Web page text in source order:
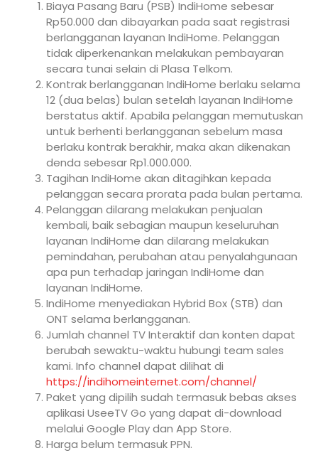
Biaya Pasang Baru (PSB) IndiHome sebesar
Rp50.000 dan dibayarkan pada saat registrasi
berlangganan layanan IndiHome. Pelanggan
tidak diperkenankan melakukan pembayaran
secara tunai selain di Plasa Telkom.
Kontrak berlangganan IndiHome berlaku selama
12 (dua belas) bulan setelah layanan IndiHome
berstatus aktif. Apabila pelanggan memutuskan
untuk berhenti berlangganan sebelum masa
berlaku kontrak berakhir, maka akan dikenakan
denda sebesar Rp1.000.000.
Tagihan IndiHome akan ditagihkan kepada
pelanggan secara prorata pada bulan pertama.
Pelanggan dilarang melakukan penjualan
kembali, baik sebagian maupun keseluruhan
layanan IndiHome dan dilarang melakukan
pemindahan, perubahan atau penyalahgunaan
apa pun terhadap jaringan IndiHome dan
layanan IndiHome.
IndiHome menyediakan Hybrid Box (STB) dan
ONT selama berlangganan.
Jumlah channel TV Interaktif dan konten dapat
berubah sewaktu-waktu hubungi team sales
kami. Info channel dapat dilihat di
https://indihomeinternet.com/channel/
Paket yang dipilih sudah termasuk bebas akses
aplikasi UseeTV Go yang dapat di-download
melalui Google Play dan App Store.
Harga belum termasuk PPN.